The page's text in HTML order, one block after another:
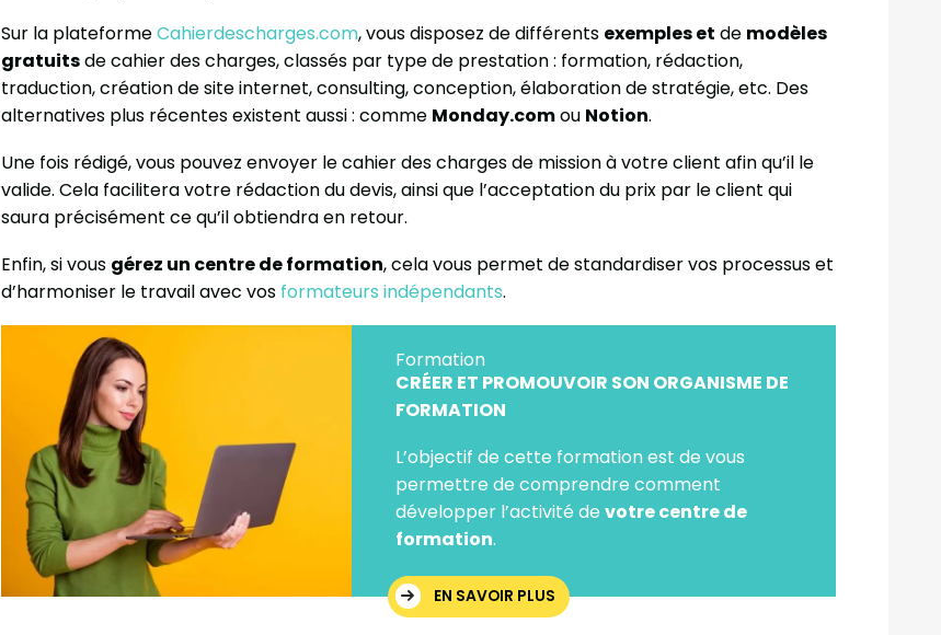
Sur la plateformeCahierdescharges.com, vous disposez de différents exemples et de modèles
gratuitsde cahier des charges, classés par type de prestation : formation, rédaction,
traduction, création de site internet, consulting, conception, élaboration de stratégie, etc. Des
alternatives plus récentes existent aussi : comme Monday.comou Notion.
Une fois rédigé, vous pouvez envoyer le cahier des charges de mission à votre client afin qu’il le
valide. Cela facilitera votre rédaction du devis, ainsi que l’acceptation du prix par le client qui
saura précisément ce qu’il obtiendra en retour.
Enfin, si vous gérez un centre de formation, cela vous permet de standardiser vos processus et
d’harmoniser le travail avec vos formateurs indépendants.
Formation
CRÉER ET PROMOUVOIR SON ORGANISME DE
FORMATION
L’objectif de cette formation est de vous
permettre de comprendre comment
développer l’activité de votre centre de
formation.
EN SAVOIR PLUS